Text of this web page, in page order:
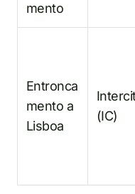
mento
Entronca
mento a
Lisboa
(IC)